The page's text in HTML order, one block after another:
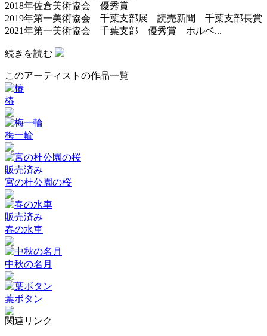
2018年佐倉美術協会 優秀賞
2019年第一美術協会 千葉支部展 読売新聞 千葉支部長賞
2021年第一美術協会 千葉支部 優秀賞 ホルベ...
続きを読む
このアーティストの作品一覧
椿
梅一輪
販売済み
宮の杜公園の桜
販売済み
春の水車
中秋の名月
葉ボタン
関連リンク